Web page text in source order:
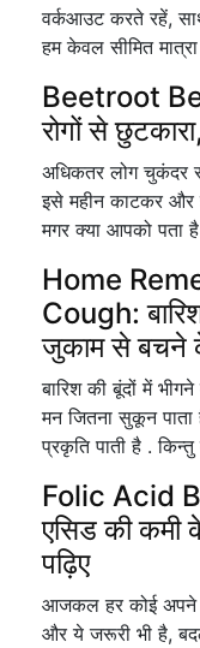
वर्कआउट करते रहें,
हम केवल सीमित
Beetroot
रोगों से
अधिकतर लोग चुकंदर
इसे महीन काटकर और
मगर क्या आपको पता
Home
Cough:
जुकाम से बचने
बारिश की बूंदों में
मन जितना सुकून
प्रकृति पाती है . किन्तु
Folic Acid
एसिड की
पढ़िए
आजकल हर कोई अपने
और ये जरूरी भी है,